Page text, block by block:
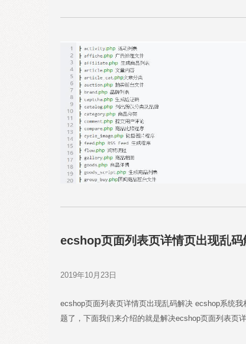
ecshop页面列表页详情页出现乱码
2019年10月23日
ecshop页面列表页详情页出现乱码解决 ecshop系统
题了，下面我们来介绍的就是解决ecshop页面列表页